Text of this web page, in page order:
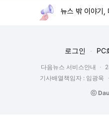
뉴스 밖 이야기,
로그인 PC
다음뉴스 서비스안내
기사배열책임자 : 임광욱
ⓒ